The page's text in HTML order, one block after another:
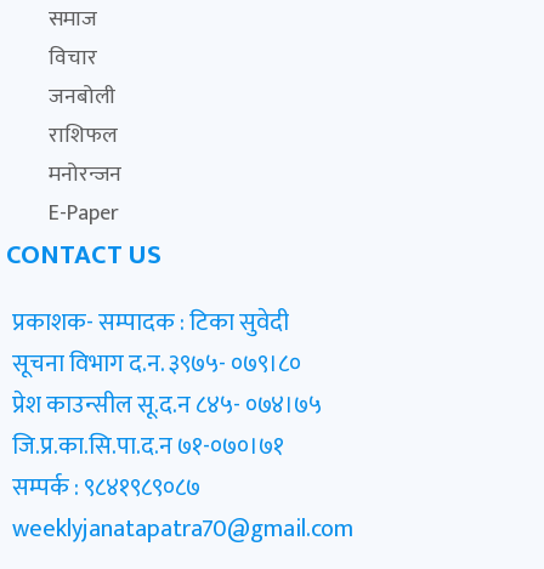
समाज
विचार
जनबोली
राशिफल
मनोरन्जन
E-Paper
CONTACT US
प्रकाशक- सम्पादक : टिका सुवेदी
सूचना विभाग द.न. ३९७५- ०७९।८०
प्रेश काउन्सील सू.द.न ८४५- ०७४।७५
जि.प्र.का.सि.पा.द.न ७१-०७०।७१
सम्पर्क : ९८४१९८९०८७
weeklyjanatapatra70@gmail.com